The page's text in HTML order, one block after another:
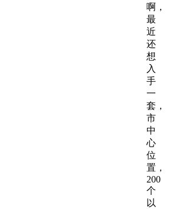
啊，
最
近
还
想
入
手
一
套，
市
中
心
位
置，
200
个
以